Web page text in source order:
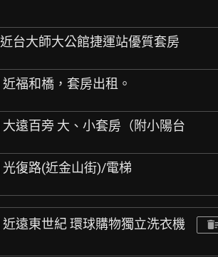
台大師大公館捷運站優質套房
福和橋，套房出租。
遠百旁 大、小套房（附小陽台
復路(近金山街)/電梯
遠東世紀 環球購物獨立洗衣機